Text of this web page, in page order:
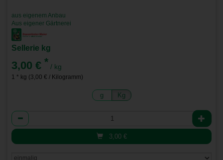
aus eigenem Anbau
Aus eigener Gärtnerei
Sellerie kg
3,00 € * / kg
1 * kg (3,00 € / Kilogramm)
g Kg
Anzahl
3,00 €